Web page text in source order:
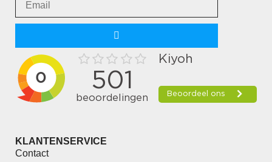
KLANTENSERVICE
Contact